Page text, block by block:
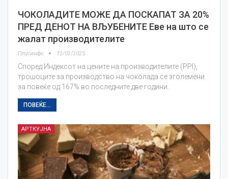
ЧОКОЛАДИТЕ МОЖЕ ДА ПОСКАПАТ ЗА 20%
ПРЕД ДЕНОТ НА ВЉУБЕНИТЕ Еве на што се
жалат производителите
Плусинфо 12/02/2025
Според Индексот на цените на производителите (PPI),
трошоците за производство на чоколада се зголемени
за повеќе од 167% во последните две години.
ПОВЕЌЕ...
АРТКУЈНА